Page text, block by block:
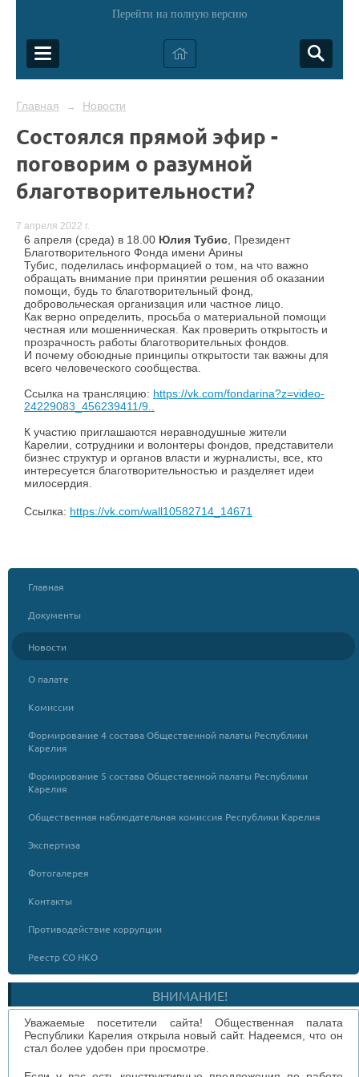
Перейти на полную версию
Главная → Новости
Состоялся прямой эфир -
поговорим о разумной
благотворительности?
7 апреля 2022 г.
6 апреля (среда) в 18.00 Юлия Тубис, Президент
Благотворительного Фонда имени Арины
Тубис, поделилась информацией о том, на что важно
обращать внимание при принятии решения об оказании
помощи, будь то благотворительный фонд,
добровольческая организация или частное лицо.
Как верно определить, просьба о материальной помощи
честная или мошенническая. Как проверить открытость и
прозрачность работы благотворительных фондов.
И почему обоюдные принципы открытости так важны для
всего человеческого сообщества.
Ссылка на трансляцию: https://vk.com/fondarina?z=video-
24229083_456239411/9..
К участию приглашаются неравнодушные жители
Карелии, сотрудники и волонтеры фондов, представители
бизнес структур и органов власти и журналисты, все, кто
интересуется благотворительностью и разделяет идеи
милосердия.
Ссылка: https://vk.com/wall10582714_14671
Главная
Документы
Новости
О палате
Комиссии
Формирование 4 состава Общественной палаты Республики
Карелия
Формирование 5 состава Общественной палаты Республики
Карелия
Общественная наблюдательная комиссия Республики Карелия
Экспертиза
Фотогалерея
Контакты
Противодействие коррупции
Реестр СО НКО
ВНИМАНИЕ!
Уважаемые посетители сайта! Общественная палата
Республики Карелия открыла новый сайт. Надеемся, что он
стал более удобен при просмотре.